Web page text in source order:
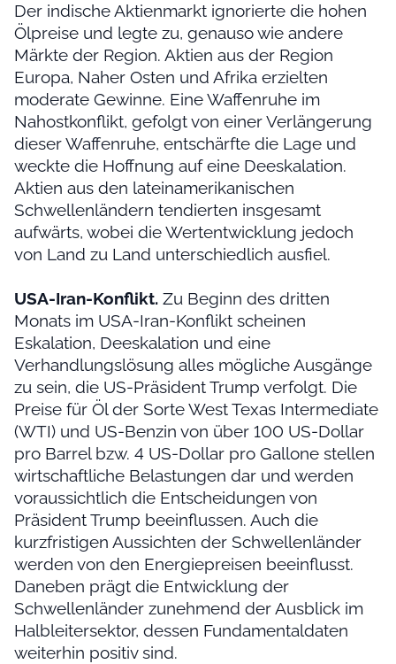
Der indische Aktienmarkt ignorierte die hohen
Ölpreise und legte zu, genauso wie andere
Märkte der Region. Aktien aus der Region
Europa, Naher Osten und Afrika erzielten
moderate Gewinne. Eine Waffenruhe im
Nahostkonflikt, gefolgt von einer Verlängerung
dieser Waffenruhe, entschärfte die Lage und
weckte die Hoffnung auf eine Deeskalation.
Aktien aus den lateinamerikanischen
Schwellenländern tendierten insgesamt
aufwärts, wobei die Wertentwicklung jedoch
von Land zu Land unterschiedlich ausfiel.
USA-Iran-Konflikt. Zu Beginn des dritten
Monats im USA-Iran-Konflikt scheinen
Eskalation, Deeskalation und eine
Verhandlungslösung alles mögliche Ausgänge
zu sein, die US-Präsident Trump verfolgt. Die
Preise für Öl der Sorte West Texas Intermediate
(WTI) und US-Benzin von über 100 US-Dollar
pro Barrel bzw. 4 US-Dollar pro Gallone stellen
wirtschaftliche Belastungen dar und werden
voraussichtlich die Entscheidungen von
Präsident Trump beeinflussen. Auch die
kurzfristigen Aussichten der Schwellenländer
werden von den Energiepreisen beeinflusst.
Daneben prägt die Entwicklung der
Schwellenländer zunehmend der Ausblick im
Halbleitersektor, dessen Fundamentaldaten
weiterhin positiv sind.